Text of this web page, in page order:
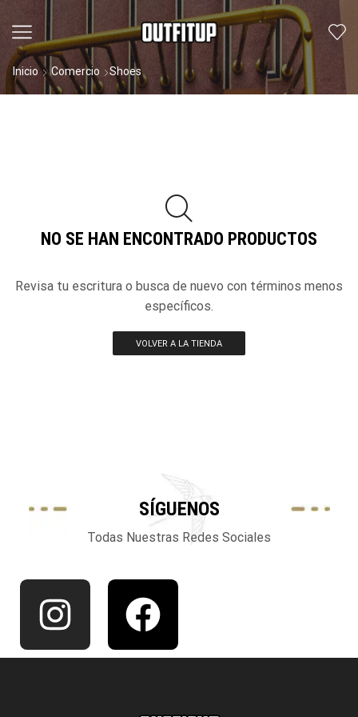
Inicio Comercio Shoes
NO SE HAN ENCONTRADO PRODUCTOS
Revisa tu escritura o busca de nuevo con términos menos
específicos.
VOLVER A LA TIENDA
SÍGUENOS
Todas Nuestras Redes Sociales